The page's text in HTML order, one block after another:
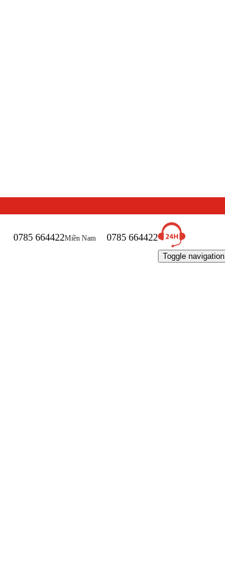
0785 664422Miền Nam 0785 664422
Toggle navigation